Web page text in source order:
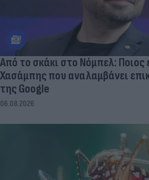
Από το σκάκι στο Νόμπελ: Ποιος
Χασάμπης που αναλαμβάνει
της Google
06.08.2026